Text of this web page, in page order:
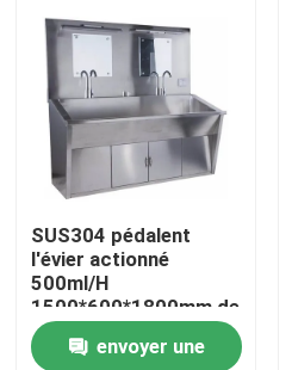
Produits
Au sujet de nous
Visite d'usine
Contrôle de qualité
Contactez-nous
SUS304 pédalent
l'évier actionné
500ml/H
1500*600*1800mm de
lavabo de main
envoyer une